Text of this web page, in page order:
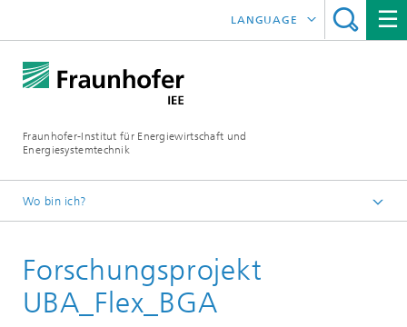
Fraunhofer-Institut für Energiewirtschaft und
Energiesystemtechnik
LANGUAGE
Wo bin ich?
Projekte
Projektsuche
Forschungsprojekt
UBA_Flex_BGA